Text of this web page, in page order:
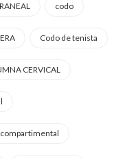
codo
Codo de tenista
CERVICAL
compartimental